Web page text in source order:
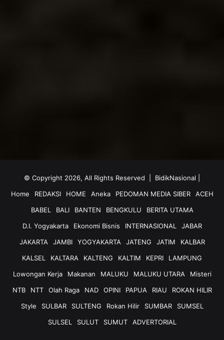
© Copyright 2026, All Rights Reserved | BidikNasional
Home
REDAKSI HOME Aneka PEDOMAN MEDIA SIBER
ACEH
BABEL
BALI BANTEN BENGKULU
BERITA UTAMA
D.I. Yogyakarta
Ekonomi Bisnis INTERNASIONAL
JABAR
JAKARTA
JAMBI YOGYAKARTA JATENG JATIM
KALBAR
KALSEL
KALTARA KALTENG KALTIM KEPRI
LAMPUNG
Lowongan Kerja
Makanan MALUKU MALUKU UTARA
Misteri
NTB
NTT Olah Raga NAD OPINI PAPUA RIAU
ROKAN HILIR
Style
SULBAR SULTENG Rokan Hilir SUMBAR
SUMSEL
SULSEL
SULUT SUMUT ADVERTORIAL